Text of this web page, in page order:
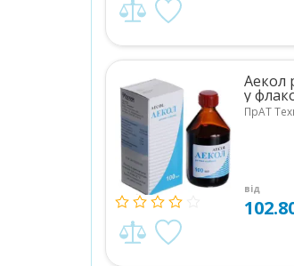
Аекол
у
ПрАТ
від